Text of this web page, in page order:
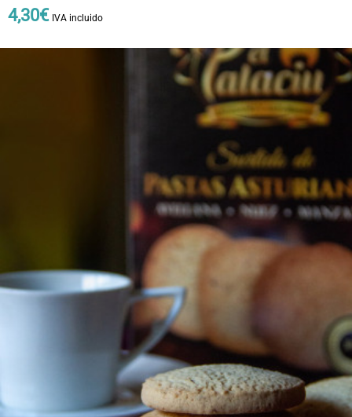
4,30€ IVA incluido